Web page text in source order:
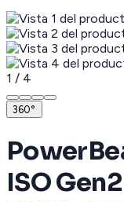
1 / 4
360°
ISO